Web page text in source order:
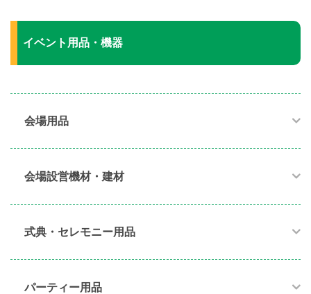
イベント用品・機器
会場用品
会場設営機材・建材
式典・セレモニー用品
パーティー用品​